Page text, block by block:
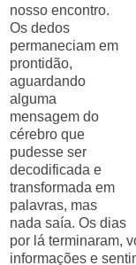
nosso encontro.
Os dedos
permaneciam em
prontidão,
aguardando
alguma
mensagem do
cérebro que
pudesse ser
decodificada e
transformada em
palavras, mas
nada saía. Os dias
por lá terminaram,
informações e